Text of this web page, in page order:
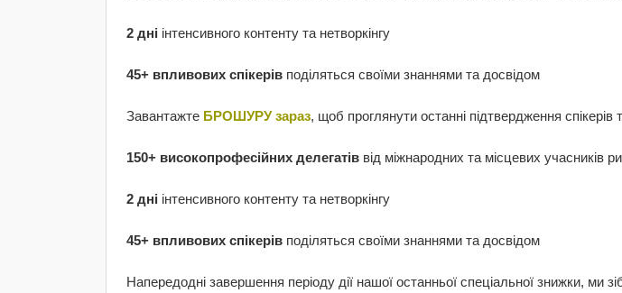
2дні інтенсивного контенту та нетворкінгу
45+ впливових спікерів поділяться своїми знаннями та досвідом
Завантажте БРОШУРУ зараз, щоб проглянути останні підтвердження
150+ високопрофесійних делегатів від міжнародних та місцевих учасників
2дні інтенсивного контенту та нетворкінгу
45+ впливових спікерів поділяться своїми знаннями та досвідом
Напередодні завершення періоду дії нашої останньої спеціальної знижки, ми